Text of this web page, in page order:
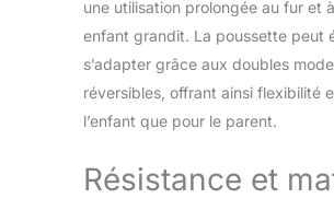
à toutes
saisons.
la
tandis
une utilisation prolongée au fur et
enfant grandit. La poussette peut
s’adapter grâce aux doubles
réversibles, offrant ainsi flexibilité
l’enfant que pour le parent.
Résistance et